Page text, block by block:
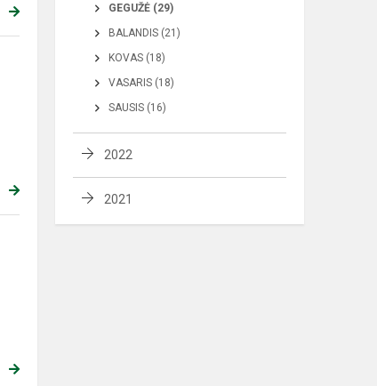
GEGUŽĖ (29)
BALANDIS (21)
KOVAS (18)
VASARIS (18)
SAUSIS (16)
2022
2021